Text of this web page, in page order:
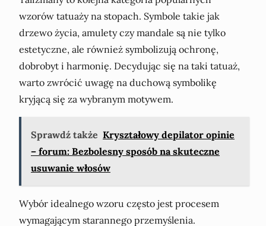
wzorów tatuaży na stopach. Symbole takie jak
drzewo życia, amulety czy mandale są nie tylko
estetyczne, ale również symbolizują ochronę,
dobrobyt i harmonię. Decydując się na taki tatuaż,
warto zwrócić uwagę na duchową symbolikę
kryjącą się za wybranym motywem.
Sprawdź także Kryształowy depilator opinie
– forum: Bezbolesny sposób na skuteczne
usuwanie włosów
Wybór idealnego wzoru często jest procesem
wymagającym starannego przemyślenia.